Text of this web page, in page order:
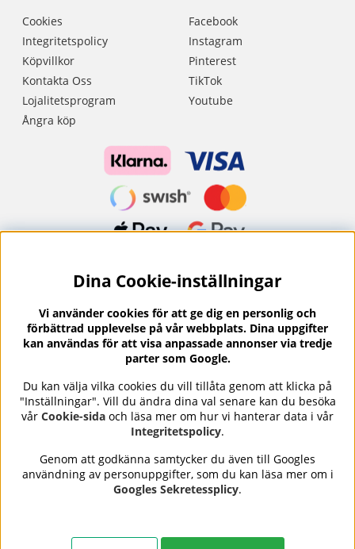
Cookies
Integritetspolicy
Köpvillkor
Kontakta Oss
Lojalitetsprogram
Ångra köp
Facebook
Instagram
Pinterest
TikTok
Youtube
Nyhetsbrev?
I vårt nyhetsbrev får du ta del av nyheter och
erbjudanden.
Se våra omdömen på⭐ Trustpilot
Nails Body and Beautyerbjuder professionell hudvård,
nagellack och makeup från ledande varumärken som OPI,
Dina Cookie-inställningar
Vi använder cookies för att ge dig en personlig och
förbättrad upplevelse på vår webbplats. Dina uppgifter
kan användas för att visa anpassade annonser via tredje
parter som Google.
Du kan välja vilka cookies du vill tillåta genom att klicka på
"Inställningar". Vill du ändra dina val senare kan du besöka
vår Cookie-sida och läsa mer om hur vi hanterar data i vår
Integritetspolicy.
Genom att godkänna samtycker du även till Googles
användning av personuppgifter, som du kan läsa mer om i
Googles Sekretessplicy.